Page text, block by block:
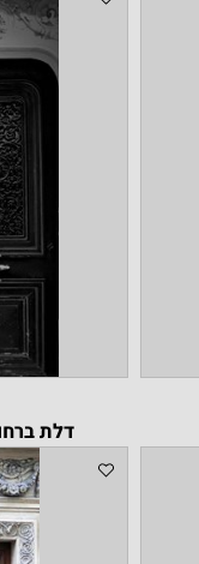
דלת ברחוב 40 סאנט לאזר 0815- 5